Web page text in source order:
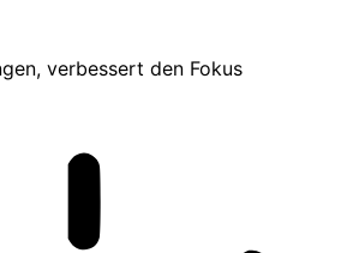
verbessert den Fokus